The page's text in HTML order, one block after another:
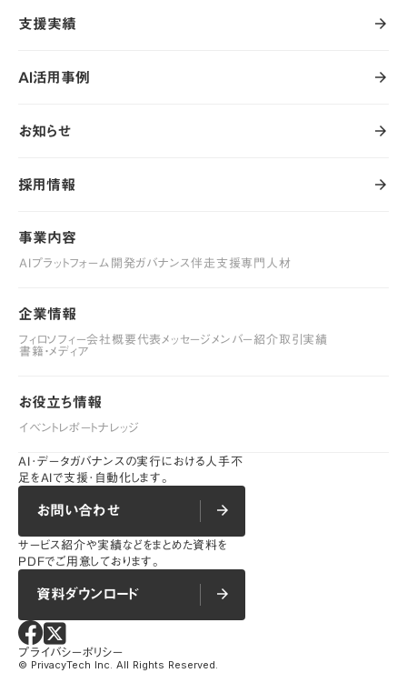
支援実績
支援実績 arrow_forward
AI活用事例
AI活用事例 arrow_forward
お知らせ
お知らせ arrow_forward
採用情報
採用情報 arrow_forward
事業内容
事業内容
AIプラットフォーム開発
AIプラットフォーム開発ガバナンス伴走支援
ガバナンス伴走支援専門人材
専門人材
企業情報
企業情報
フィロソフィー
フィロソフィー会社概要
会社概要代表メッセージ
代表メッセージメンバー紹介
メンバー紹介取引実績
取引実績
書籍・メディア
書籍・メディア
お役立ち情報
お役立ち情報
イベントレポート
イベントレポート ナレッジ
ナレッジ
AI･データガバナンスの実行における人手不
足をAIで支援･自動化します。
お問い合わせ
お問い合わせ arrow_forward
サービス紹介や実績などをまとめた資料を
PDFでご用意しております。
資料ダウンロード
資料ダウンロード arrow_forward
プライバシーポリシー
プライバシーポリシー
©︎ PrivacyTech Inc. All Rights Reserved.